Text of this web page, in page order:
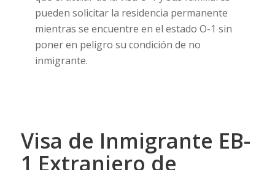
pueden solicitar la residencia permanente
mientras se encuentre en el estado O-1 sin
poner en peligro su condición de no
inmigrante.
Visa de Inmigrante EB-
1 Extranjero de